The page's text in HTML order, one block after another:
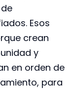
Esos
crean
y
en orden de
para